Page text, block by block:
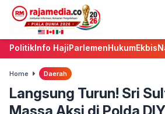
PolitikInfo HajiParlemenHukumEkbis
Home Daerah
Langsung Turun! Sri